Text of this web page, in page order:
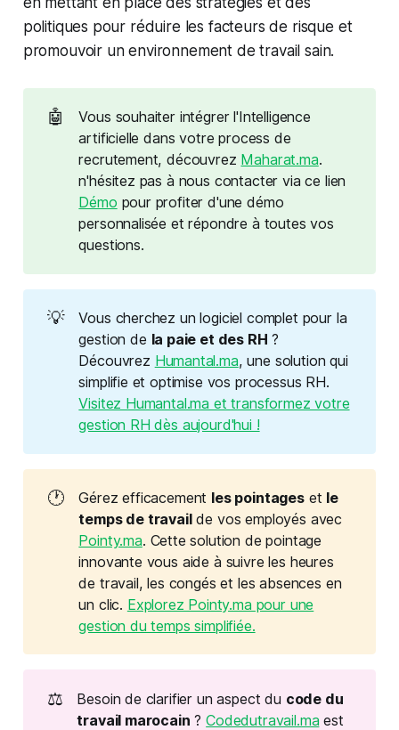
politiques pour réduire les facteurs de risque et
promouvoir un environnement de travail sain.
🤖
Vous souhaiter intégrer l'Intelligence
artificielle dans votre process de
recrutement, découvrez Maharat.ma.
n'hésitez pas à nous contacter via ce lien
Démo pour profiter d'une démo
personnalisée et répondre à toutes vos
questions.
💡
Vous cherchez un logiciel complet pour la
gestion de la paie et des RH ?
Découvrez Humantal.ma, une solution qui
simplifie et optimise vos processus RH.
Visitez Humantal.ma et transformez votre
gestion RH dès aujourd'hui !
🕐 Gérez efficacement les pointageset le
temps de travailde vos employés avec
Pointy.ma. Cette solution de pointage
innovante vous aide à suivre les heures
de travail, les congés et les absences en
un clic. Explorez Pointy.ma pour une
gestion du temps simplifiée.
⚖️ Besoin de clarifier un aspect du code du
travail marocain ?Codedutravail.ma est